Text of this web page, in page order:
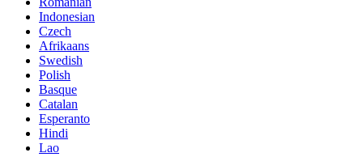
Indonesian
Czech
Afrikaans
Swedish
Polish
Basque
Catalan
Esperanto
Hindi
Lao